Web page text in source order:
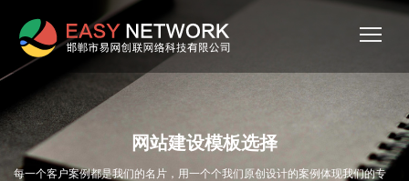
网站建设模板选择
每一个客户案例都是我们的名片，用一个个我们原创设计的案例体现我们的专